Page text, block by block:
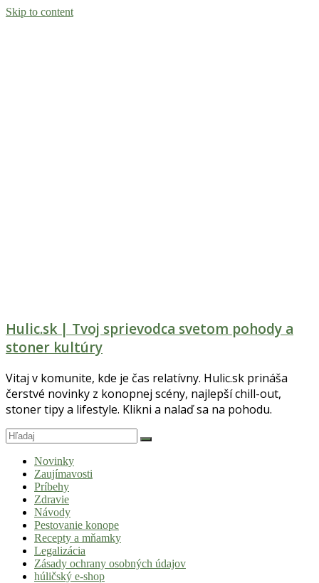
Skip to content
Hulic.sk | Tvoj sprievodca svetom pohody a
stoner kultúry
Vitaj v komunite, kde je čas relatívny. Hulic.sk prináša
čerstvé novinky z konopnej scény, najlepší chill-out,
stoner tipy a lifestyle. Klikni a nalaď sa na pohodu.
Novinky
Zaujímavosti
Príbehy
Zdravie
Návody
Pestovanie konope
Recepty a mňamky
Legalizácia
Zásady ochrany osobných údajov
húličský e-shop